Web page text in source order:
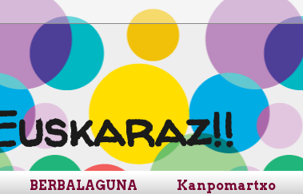
BERBALAGUNA
Kanpomartxo